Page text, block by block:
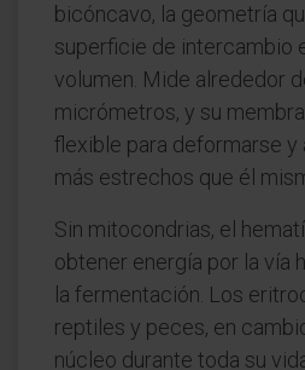
bicóncavo, la geometría
superficie de intercambio
volumen. Mide alrededor
micrómetros, y su
flexible para deformarse y
más estrechos que él
Sin mitocondrias, el
obtener energía por la vía
la fermentación. Los
reptiles y peces, en
núcleo durante toda su